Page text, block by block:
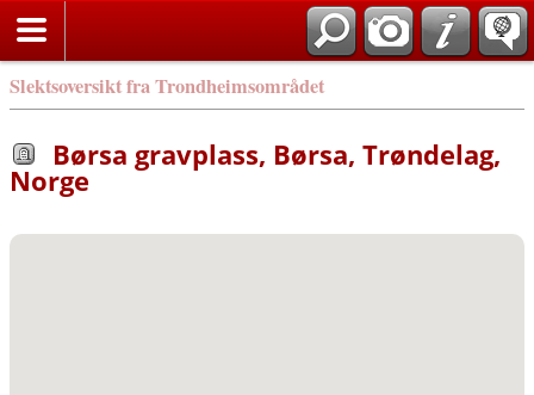
Slektsoversikt fra Trondheimsområdet
Børsa gravplass, Børsa, Trøndelag,
Norge